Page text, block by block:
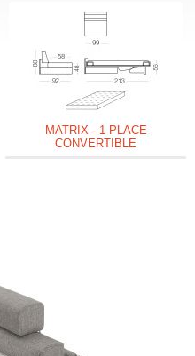
MATRIX - 1 PLACE
CONVERTIBLE